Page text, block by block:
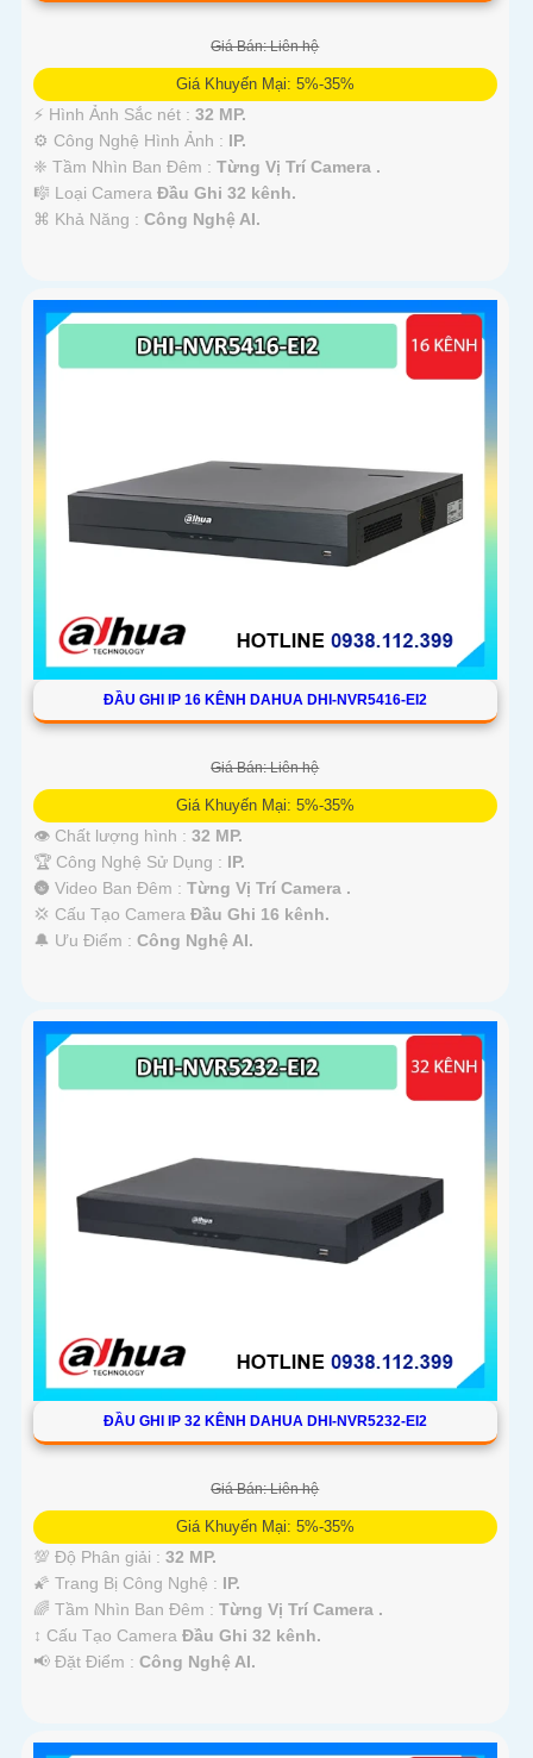
Giá Bán: Liên hệ
Giá Khuyến Mại: 5%-35%
️⚡ Hình Ảnh Sắc nét : 32 MP.
⚙ Công Nghệ Hình Ảnh : IP.
❈ Tầm Nhìn Ban Đêm : Từng Vị Trí Camera .
🎼️ Loại Camera Đầu Ghi 32 kênh.
️⌘ Khả Năng : Công Nghệ AI.
ĐẦU GHI IP 16 KÊNH DAHUA DHI-NVR5416-EI2
Giá Bán: Liên hệ
Giá Khuyến Mại: 5%-35%
👁 Chất lượng hình : 32 MP.
🏆 Công Nghệ Sử Dụng : IP.
🌚 Video Ban Đêm : Từng Vị Trí Camera .
💢 Cấu Tạo Camera Đầu Ghi 16 kênh.
️🔔 Ưu Điểm : Công Nghệ AI.
ĐẦU GHI IP 32 KÊNH DAHUA DHI-NVR5232-EI2
Giá Bán: Liên hệ
Giá Khuyến Mại: 5%-35%
💯 Độ Phân giải : 32 MP.
🌠 Trang Bị Công Nghệ : IP.
🌈 Tầm Nhìn Ban Đêm : Từng Vị Trí Camera .
↕️ Cấu Tạo Camera Đầu Ghi 32 kênh.
️📢 Đặt Điểm : Công Nghệ AI.